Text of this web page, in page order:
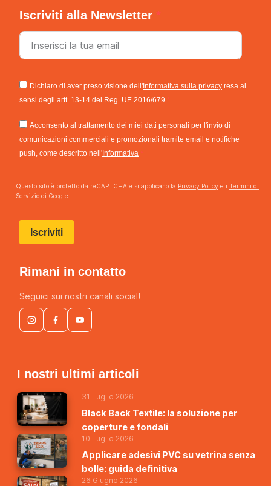
Iscriviti alla Newsletter
Dichiaro di aver preso visione dell' Informativa sulla privacy resa ai
sensi degli artt. 13-14 del Reg. UE 2016/679
Acconsento al trattamento dei miei dati personali per l'invio di
comunicazioni commerciali e promozionali tramite email e notifiche
push, come descritto nell' Informativa
Questo sito è protetto da reCAPTCHA e si applicano la Privacy Policy e i Termini di
Servizio di Google.
Iscriviti
Rimani in contatto
Seguici sui nostri canali social!
I nostri ultimi articoli
31 Luglio 2026
Black Back Textile: la soluzione per
coperture e fondali
10 Luglio 2026
Applicare adesivi PVC su vetrina senza
bolle: guida definitiva
26 Giugno 2026